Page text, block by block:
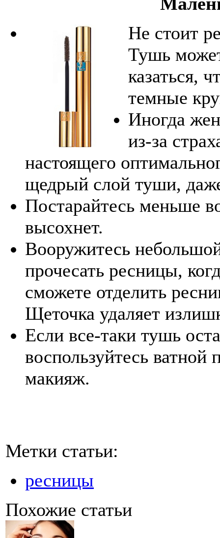
Не стоит
Тушь
казаться,
темные
Иногда
из-за
настоящего
щедрый слой туши,
Постарайтесь меньше
высохнет.
Вооружитесь
прочесать ресницы,
сможете отделить
Щеточка удаляет
Если все-таки тушь
воспользуйтесь ватной
макияж.
Метки статьи:
ресницы
Похожие статьи